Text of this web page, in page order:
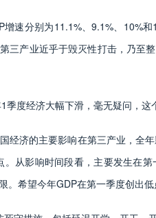
速分别为11.1%、9.1%、10%
三产业近乎于毁灭性打击，乃至
度经济大幅下滑，毫无疑问，这
经济的主要影响在第三产业，全
从影响时间段看，主要发生在
。希望今年GDP在第一季度创出低